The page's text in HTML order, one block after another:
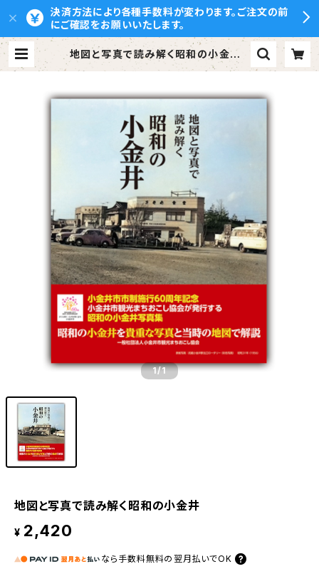
決済方法により各種手数料が変わります。ご注文の前
にご確認をお願いいたします。
地図と写真で読み解く昭和の小金井 |
ぶんしん出版（株式会社文伸）
1/1
地図と写真で読み解く昭和の小金井
¥ 2,420
なら 手数料無料の 翌月払いでOK